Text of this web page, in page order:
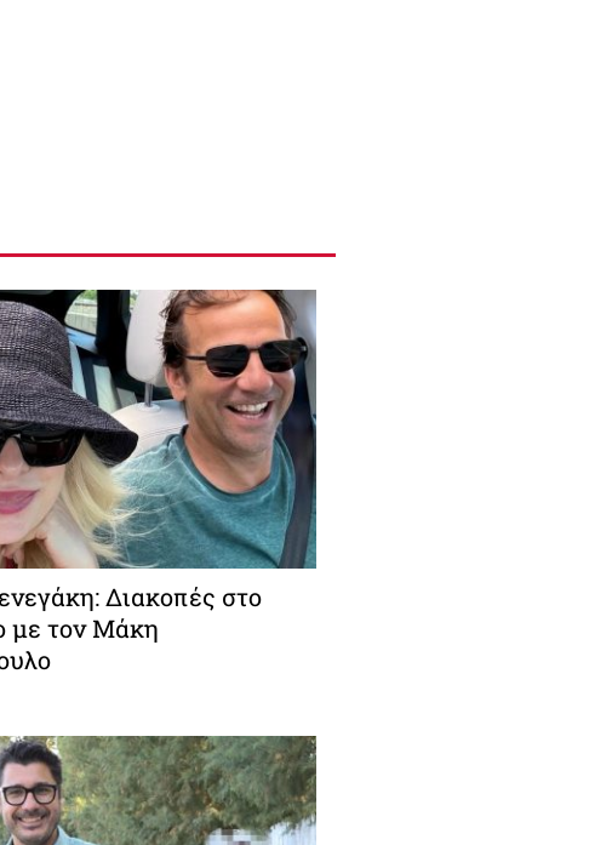
Διακοπές στο
με τον Μάκη